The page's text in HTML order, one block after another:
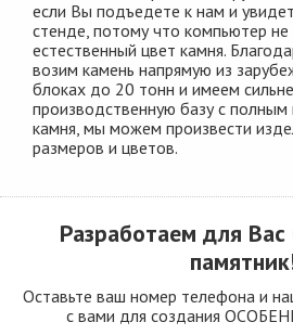
если Вы подъедете к нам и
стенде, потому что компьютер
естественный цвет камня.
возим камень напрямую из
блоках до 20 тонн и имеем
производственную базу с
камня, мы можем произвести
размеров и цветов.
Разработаем для Вас
Оставьте ваш номер телефона и
с вами для создания